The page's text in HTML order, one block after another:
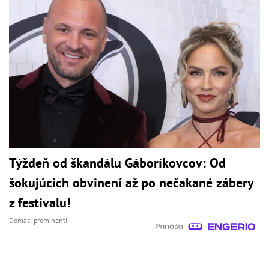
Týždeň od škandálu Gáboríkovcov: Od
šokujúcich obvinení až po nečakané zábery
z festivalu!
Domáci prominenti